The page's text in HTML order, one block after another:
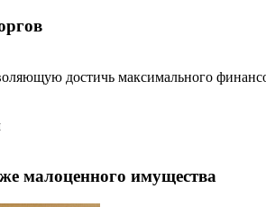
достичь максимального
малоценного имущества